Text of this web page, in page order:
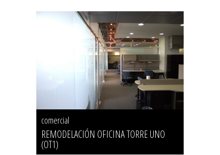
comercial
REMODELACIÓN OFICINA TORRE UNO
(OT1)